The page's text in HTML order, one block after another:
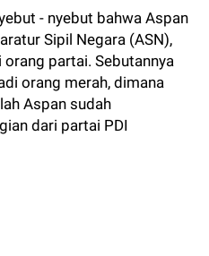
- nyebut bahwa Aspan
Sipil Negara (ASN),
partai. Sebutannya
orang merah, dimana
Aspan sudah
dari partai PDI